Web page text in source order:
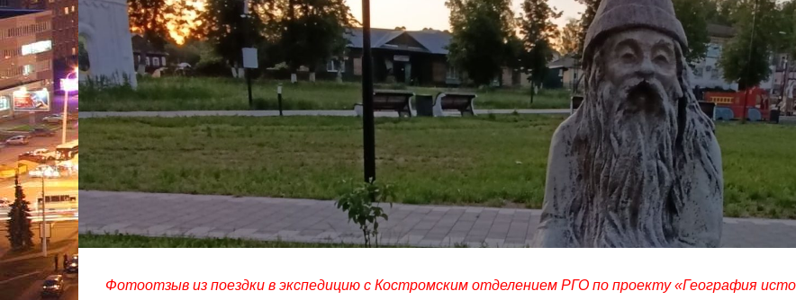
Фотоотзыв из поездки в экспедицию с Костромским отделением РГО по проекту «География